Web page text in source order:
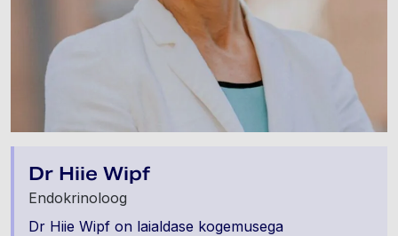
Dr Hiie Wipf
Endokrinoloog
Dr Hiie Wipf on laialdase kogemusega